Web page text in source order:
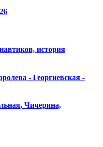
история
- Георгиевская -
Чичерина,